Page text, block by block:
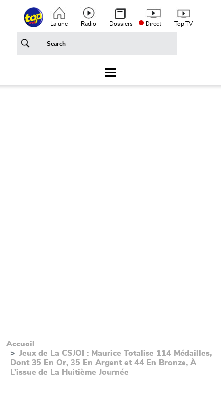
Aller au contenu principalTop header menu
La une Radio Dossiers Direct Top TV
Accueil
Jeux de La CSJOI : Maurice Totalise 114 Médailles,
Dont 35 En Or, 35 En Argent et 44 En Bronze, À
L’issue de La Huitième Journée